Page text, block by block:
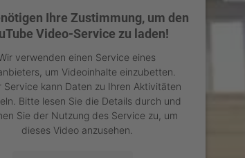
Ihre Zustimmung, um den
Video-Service zu laden!
verwenden einen Service eines
um Videoinhalte einzubetten.
Service kann Daten zu Ihren Aktivitäten
Bitte lesen Sie die Details durch und
Sie der Nutzung des Service zu, um
dieses Video anzusehen.